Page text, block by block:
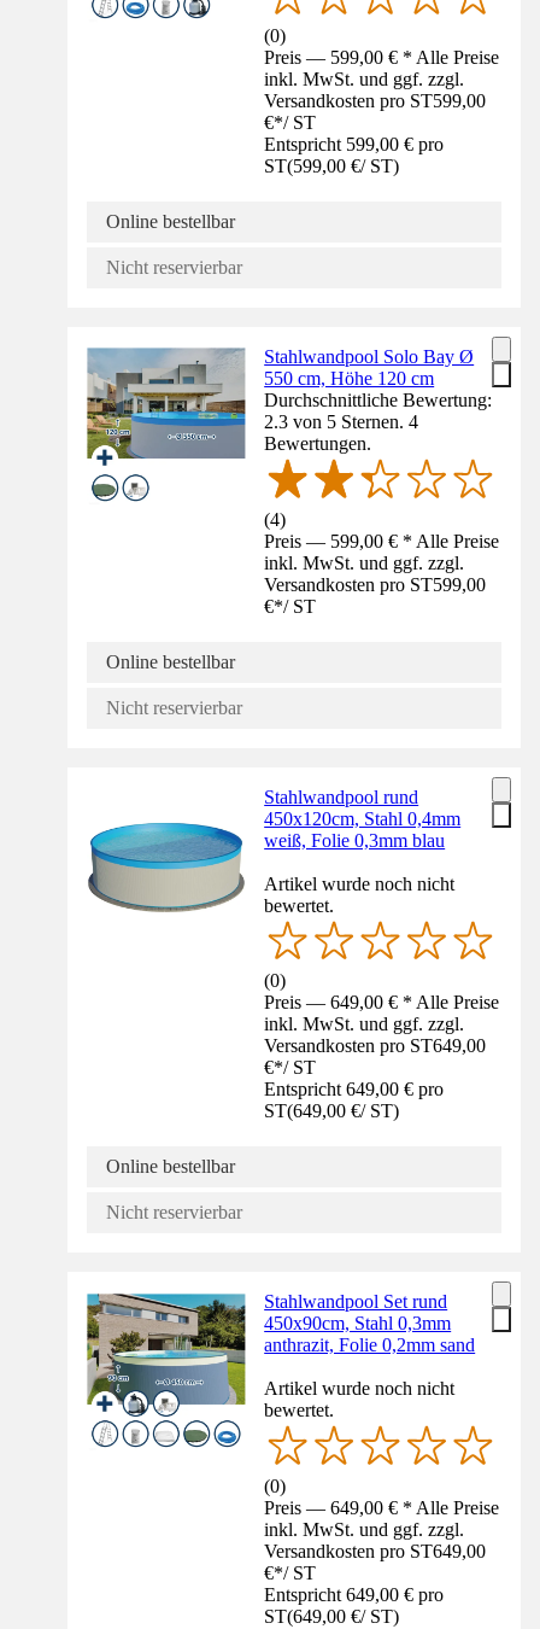
(0)
Preis — 599,00 € * Alle Preise
inkl. MwSt. und ggf. zzgl.
Versandkosten pro ST599,00
€*/ ST
Entspricht 599,00 € pro
ST(599,00 €/ ST)
Online bestellbar
Nicht reservierbar
Stahlwandpool Solo Bay Ø
550 cm, Höhe 120 cm
Durchschnittliche Bewertung:
2.3 von 5 Sternen. 4
Bewertungen.
(4)
Preis — 599,00 € * Alle Preise
inkl. MwSt. und ggf. zzgl.
Versandkosten pro ST599,00
€*/ ST
Online bestellbar
Nicht reservierbar
Stahlwandpool rund
450x120cm, Stahl 0,4mm
weiß, Folie 0,3mm blau
Artikel wurde noch nicht
bewertet.
(0)
Preis — 649,00 € * Alle Preise
inkl. MwSt. und ggf. zzgl.
Versandkosten pro ST649,00
€*/ ST
Entspricht 649,00 € pro
ST(649,00 €/ ST)
Online bestellbar
Nicht reservierbar
Stahlwandpool Set rund
450x90cm, Stahl 0,3mm
anthrazit, Folie 0,2mm sand
Artikel wurde noch nicht
bewertet.
(0)
Preis — 649,00 € * Alle Preise
inkl. MwSt. und ggf. zzgl.
Versandkosten pro ST649,00
€*/ ST
Entspricht 649,00 € pro
ST(649,00 €/ ST)